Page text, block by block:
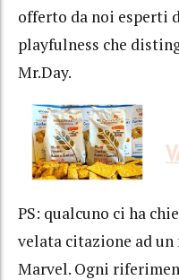
offerto da noi esperti
playfulness che
Mr.Day.
PS: qualcuno ci ha
velata citazione ad
Marvel. Ogni